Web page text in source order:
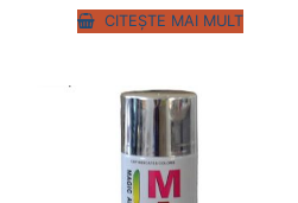
CITEȘTE MAI MULT